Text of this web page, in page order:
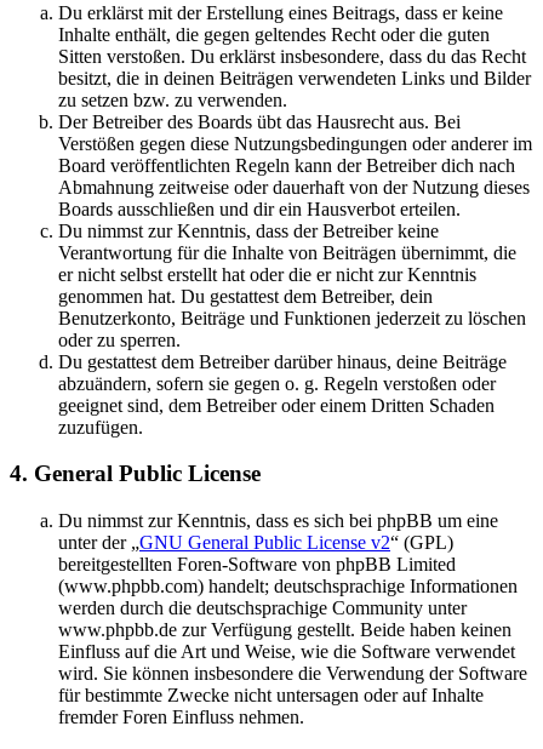
Du erklärst mit der Erstellung eines Beitrags, dass er keine
Inhalte enthält, die gegen geltendes Recht oder die guten
Sitten verstoßen. Du erklärst insbesondere, dass du das Recht
besitzt, die in deinen Beiträgen verwendeten Links und Bilder
zu setzen bzw. zu verwenden.
Der Betreiber des Boards übt das Hausrecht aus. Bei
Verstößen gegen diese Nutzungsbedingungen oder anderer im
Board veröffentlichten Regeln kann der Betreiber dich nach
Abmahnung zeitweise oder dauerhaft von der Nutzung dieses
Boards ausschließen und dir ein Hausverbot erteilen.
Du nimmst zur Kenntnis, dass der Betreiber keine
Verantwortung für die Inhalte von Beiträgen übernimmt, die
er nicht selbst erstellt hat oder die er nicht zur Kenntnis
genommen hat. Du gestattest dem Betreiber, dein
Benutzerkonto, Beiträge und Funktionen jederzeit zu löschen
oder zu sperren.
Du gestattest dem Betreiber darüber hinaus, deine Beiträge
abzuändern, sofern sie gegen o. g. Regeln verstoßen oder
geeignet sind, dem Betreiber oder einem Dritten Schaden
zuzufügen.
4. General Public License
Du nimmst zur Kenntnis, dass es sich bei phpBB um eine
unter der „GNU General Public License v2“ (GPL)
bereitgestellten Foren-Software von phpBB Limited
(www.phpbb.com) handelt; deutschsprachige Informationen
werden durch die deutschsprachige Community unter
www.phpbb.de zur Verfügung gestellt. Beide haben keinen
Einfluss auf die Art und Weise, wie die Software verwendet
wird. Sie können insbesondere die Verwendung der Software
für bestimmte Zwecke nicht untersagen oder auf Inhalte
fremder Foren Einfluss nehmen.